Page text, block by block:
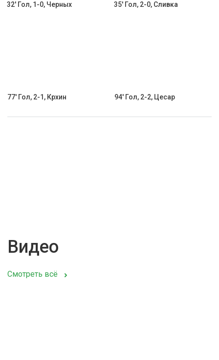
32' Гол, 1-0, Черных 35' Гол, 2-0, Сливка
77' Гол, 2-1, Крхин 94' Гол, 2-2, Цесар
Видео
Смотреть всё